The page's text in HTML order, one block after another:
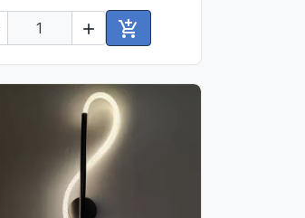
 
Ajouter au panier